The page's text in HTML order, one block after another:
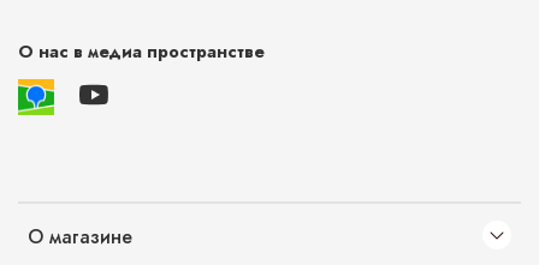
О магазине
О нас в медиа пространстве